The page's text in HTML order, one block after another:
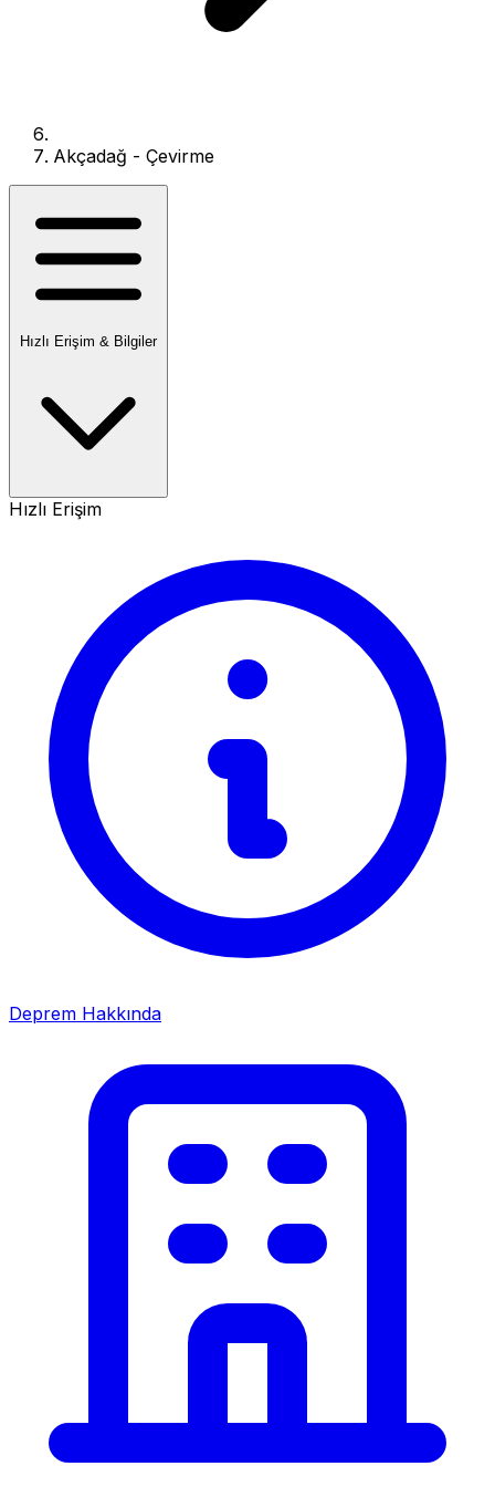
Akçadağ - Çevirme
Hızlı Erişim & Bilgiler
Hızlı Erişim
Deprem Hakkında